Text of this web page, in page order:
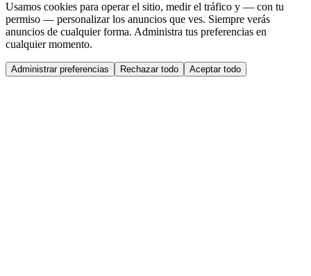
Usamos cookies para operar el sitio, medir el tráfico y — con tu
permiso — personalizar los anuncios que ves. Siempre verás
anuncios de cualquier forma. Administra tus preferencias en
cualquier momento.
Administrar preferencias Rechazar todo Aceptar todo